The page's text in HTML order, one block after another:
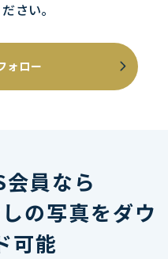
さい｡
ォロー
員なら
の写真をダウ
可能